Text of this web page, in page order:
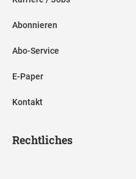
Abonnieren
Abo-Service
E-Paper
Kontakt
Rechtliches